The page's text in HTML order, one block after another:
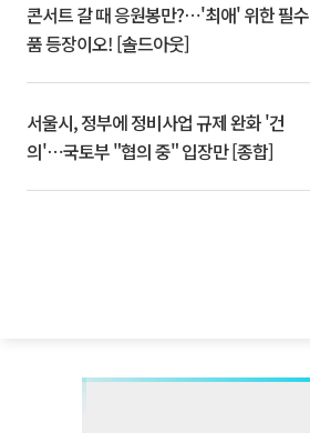
콘서트 갈 때 응원봉만?⋯'최애' 위한 필수
품 등장이오! [솔드아웃]
서울시, 정부에 정비사업 규제 완화 '건
의'⋯국토부 "협의 중" 입장만 [종합]